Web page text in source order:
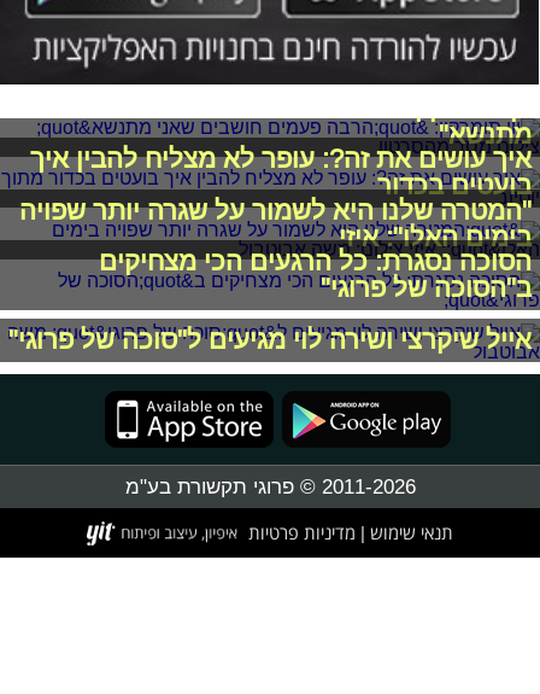
מתנשא"
איך עושים את זה?: עופר לא מצליח להבין איך
בועטים בכדור
"המטרה שלנו היא לשמור על שגרה יותר שפויה
בימים האלו": איזי
הסוכה נסגרת: כל הרגעים הכי מצחיקים
ב"הסוכה של פרוגי"
אייל שיקרצי ושירה לוי מגיעים ל"סוכה של פרוגי"
2011-2026 © פרוגי תקשורת בע"מ
תנאי שימוש מדיניות פרטיות